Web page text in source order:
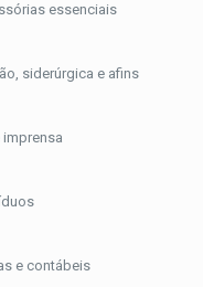
essenciais
siderúrgica e afins
e contábeis